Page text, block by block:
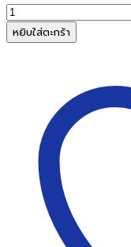
จำนวน
เครื่อง
เข้า
WIREMAC-
หยิบใส่ตะกร้า